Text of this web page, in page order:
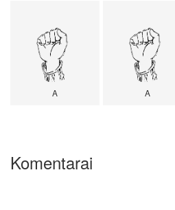
A A
Komentarai